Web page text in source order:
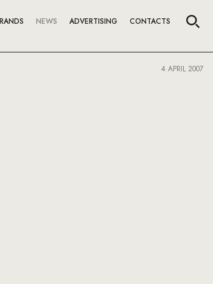
NEWS ADVERTISING CONTACTS
4 APRIL 2007